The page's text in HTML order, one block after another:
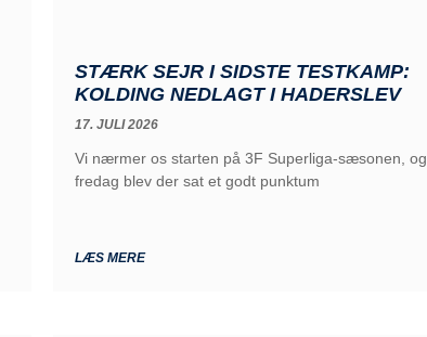
STÆRK SEJR I SIDSTE TESTKAMP:
KOLDING NEDLAGT I HADERSLEV
17. JULI 2026
Vi nærmer os starten på 3F Superliga-sæsonen, og
fredag blev der sat et godt punktum
LÆS MERE